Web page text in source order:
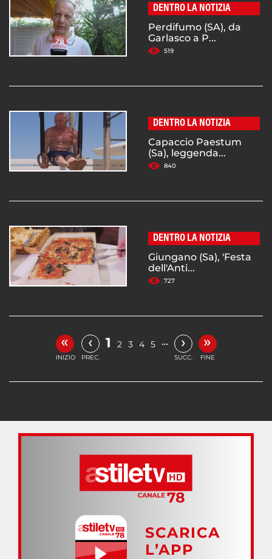
DENTRO LA NOTIZIA
Perdifumo (SA), da
Garlasco a P...
519
DENTRO LA NOTIZIA
Capaccio Paestum
(Sa), leggenda...
840
DENTRO LA NOTIZIA
Giungano (Sa), 'Festa
dell'Anti...
727
«
INIZIO
‹
PREC.
1 2 3 4 5 … ›
SUCC.
»
FINE
SCARICA
L’APP